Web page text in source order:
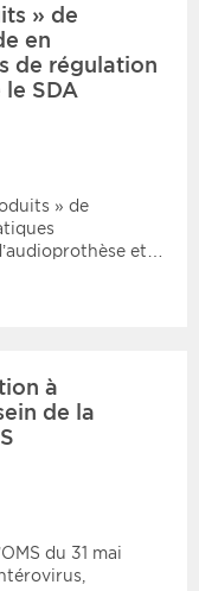
» de
en
de régulation
SDA
» de
et…
à
de la
du 31 mai